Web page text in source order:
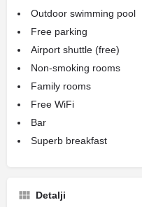
Outdoor swimming pool
Free parking
Airport shuttle (free)
Non-smoking rooms
Family rooms
Free WiFi
Bar
Superb breakfast
Detalji